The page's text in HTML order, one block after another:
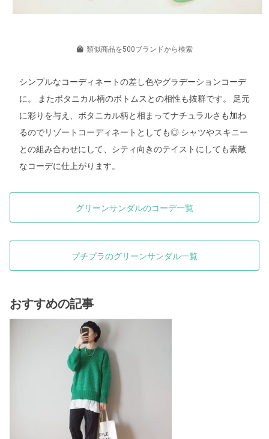
類似商品を500ブランドから検索
シンプルなコーディネートの差し色やグラデーションコーデ
に。 またボタニカル柄のボトムスとの相性も抜群です。 足元
に彩りを与え、ボタニカル柄と相まってナチュラルさも加わ
るのでリゾートコーディネートとしても◎ シャツやスキニー
との組み合わせにして、シティ向きのテイストにしても素敵
なコーデに仕上がります。
グリーンサンダルのコーデ一覧
プチプラのグリーンサンダル一覧
おすすめの記事